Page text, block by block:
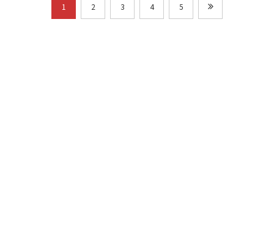
1 2 3 4 5